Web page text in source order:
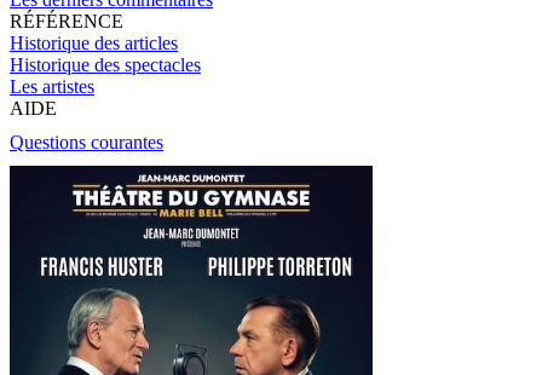
RÉFÉRENCE
Historique des articles
Historique des spectacles
Les artistes
AIDE
Questions courantes